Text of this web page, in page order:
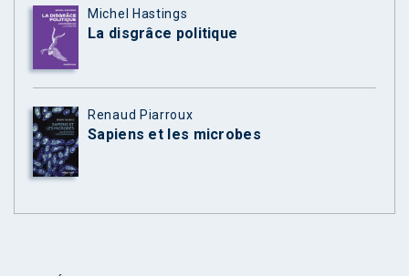
Michel Hastings
La disgrâce politique
Renaud Piarroux
Sapiens et les microbes